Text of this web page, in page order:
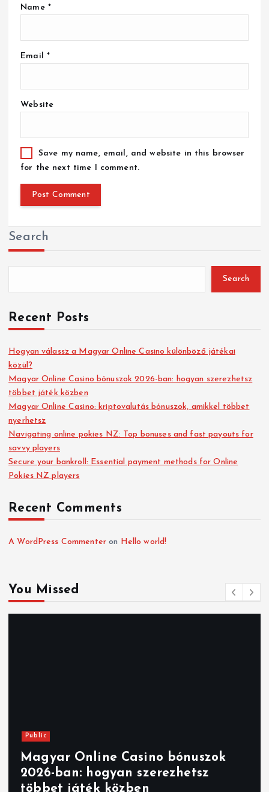
Name *
Email *
Website
Save my name, email, and website in this browser
for the next time I comment.
Search
Search
Recent Posts
Hogyan válassz a Magyar Online Casino különböző játékai
közül?
Magyar Online Casino bónuszok 2026-ban: hogyan szerezhetsz
többet játék közben
Magyar Online Casino: kriptovalutás bónuszok, amikkel többet
nyerhetsz
Navigating online pokies NZ: Top bonuses and fast payouts for
savvy players
Secure your bankroll: Essential payment methods for Online
Pokies NZ players
Recent Comments
A WordPress Commenter on Hello world!
You Missed
Public
Magyar Online Casino bónuszok
2026-ban: hogyan szerezhetsz
többet játék közben